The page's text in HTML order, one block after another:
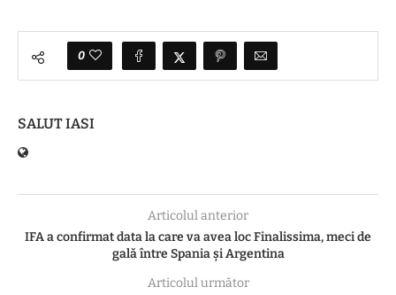
0
SALUT IASI
Articolul anterior
IFA a confirmat data la care va avea loc Finalissima, meci de
gală între Spania și Argentina
Articolul următor